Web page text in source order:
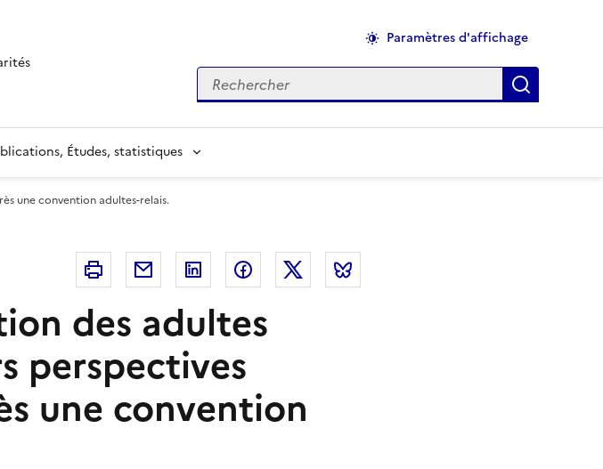
Paramètres d'affichage
Rechercher
Études, statistiques
une convention adultes-relais.
Imprimer Courriel Linkedin FacebookTwitter
des adultes
perspectives
une convention